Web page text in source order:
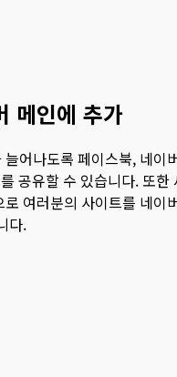
메인에 추가
어나도록 페이스북, 네이
공유할 수 있습니다. 또한
여러분의 사이트를 네이
다.